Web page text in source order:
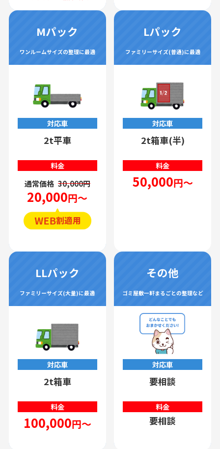
Mパック
ワンルームサイズの整理に最適
対応車
2t平車
料金
通常価格 30,000円
20,000円～
Lパック
ファミリーサイズ(普通)に最適
対応車
2t箱車(半)
料金
50,000円～
LLパック
ファミリーサイズ(大量)に最適
対応車
2t箱車
料金
100,000円～
その他
ゴミ屋敷一軒まるごとの整理など
対応車
要相談
料金
要相談